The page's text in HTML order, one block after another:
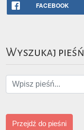
FACEBOOK
Wyszukaj pieśń
Przejdź do pieśni